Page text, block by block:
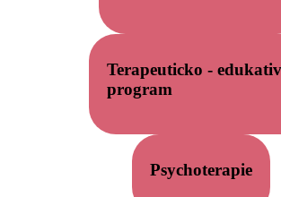
Terapeuticko -
program
Psychoterapie